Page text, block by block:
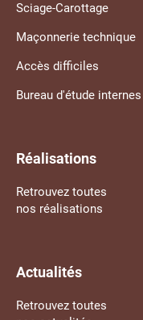
Sciage-Carottage
Maçonnerie technique
Accès difficiles
Bureau d'étude internes
Réalisations
Retrouvez toutes
nos réalisations
Actualités
Retrouvez toutes